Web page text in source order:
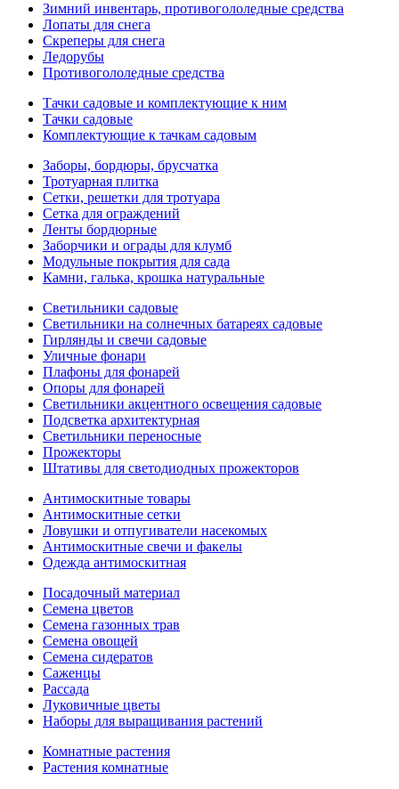
Зимний инвентарь, противогололедные средства
Лопаты для снега
Скреперы для снега
Ледорубы
Противогололедные средства
Тачки садовые и комплектующие к ним
Тачки садовые
Комплектующие к тачкам садовым
Заборы, бордюры, брусчатка
Тротуарная плитка
Сетки, решетки для тротуара
Сетка для ограждений
Ленты бордюрные
Заборчики и ограды для клумб
Модульные покрытия для сада
Камни, галька, крошка натуральные
Светильники садовые
Светильники на солнечных батареях садовые
Гирлянды и свечи садовые
Уличные фонари
Плафоны для фонарей
Опоры для фонарей
Светильники акцентного освещения садовые
Подсветка архитектурная
Светильники переносные
Прожекторы
Штативы для светодиодных прожекторов
Антимоскитные товары
Антимоскитные сетки
Ловушки и отпугиватели насекомых
Антимоскитные свечи и факелы
Одежда антимоскитная
Посадочный материал
Семена цветов
Семена газонных трав
Семена овощей
Семена сидератов
Саженцы
Рассада
Луковичные цветы
Наборы для выращивания растений
Комнатные растения
Растения комнатные